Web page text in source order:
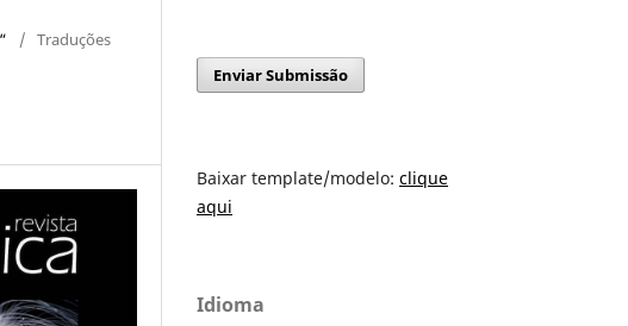
/ Traduções
Enviar Submissão
Baixar template/modelo: clique
aqui
Idioma